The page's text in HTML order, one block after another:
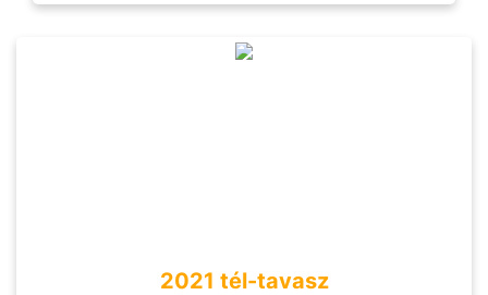
2021 tél-tavasz